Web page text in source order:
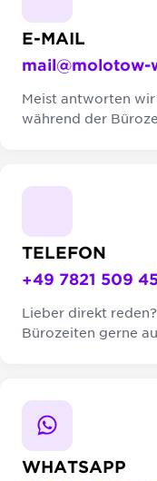
E-MAIL
mail@molotow-
Meist antworten
während der
TELEFON
+49 7821 509
Lieber direkt
Bürozeiten gerne
WHATSAPP